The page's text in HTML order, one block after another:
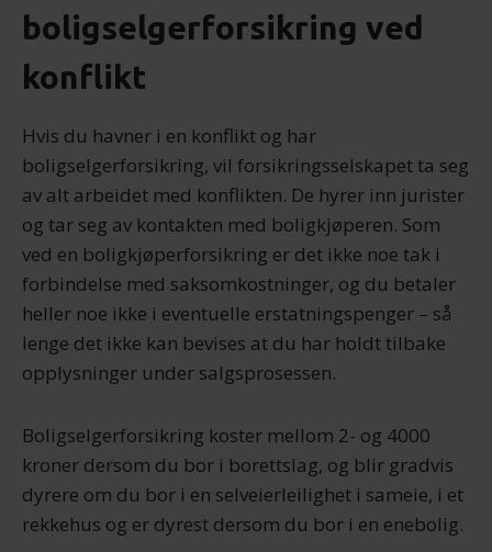
boligselgerforsikring ved
konflikt
Hvis du havner i en konflikt og har
boligselgerforsikring, vil forsikringsselskapet ta seg
av alt arbeidet med konflikten. De hyrer inn jurister
og tar seg av kontakten med boligkjøperen. Som
ved en boligkjøperforsikring er det ikke noe tak i
forbindelse med saksomkostninger, og du betaler
heller noe ikke i eventuelle erstatningspenger – så
lenge det ikke kan bevises at du har holdt tilbake
opplysninger under salgsprosessen.
Boligselgerforsikring koster mellom 2- og 4000
kroner dersom du bor i borettslag, og blir gradvis
dyrere om du bor i en selveierleilighet i sameie, i et
rekkehus og er dyrest dersom du bor i en enebolig.